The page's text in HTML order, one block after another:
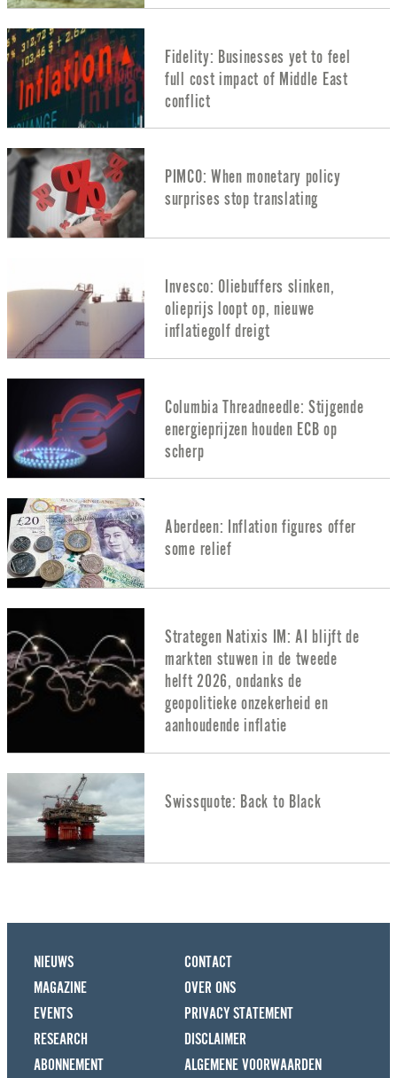
Fidelity: Businesses yet to feel
full cost impact of Middle East
conflict
PIMCO: When monetary policy
surprises stop translating
Invesco: Oliebuffers slinken,
olieprijs loopt op, nieuwe
inflatiegolf dreigt
Columbia Threadneedle: Stijgende
energieprijzen houden ECB op
scherp
Aberdeen: Inflation figures offer
some relief
Strategen Natixis IM: AI blijft de
markten stuwen in de tweede
helft 2026, ondanks de
geopolitieke onzekerheid en
aanhoudende inflatie
Swissquote: Back to Black
NIEUWS
MAGAZINE
EVENTS
RESEARCH
ABONNEMENT
CONTACT
OVER ONS
PRIVACY STATEMENT
DISCLAIMER
ALGEMENE VOORWAARDEN